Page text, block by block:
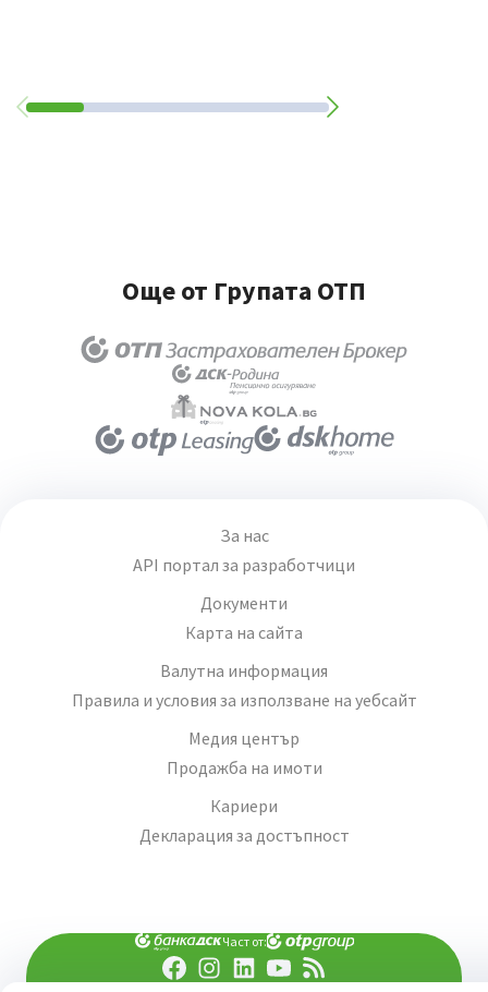
Още от Групата ОТП
За нас
API портал за разработчици
Документи
Карта на сайта
Валутна информация
Правила и условия за използване на уебсайт
Медия център
Продажба на имоти
Кариери
Декларация за достъпност
Част от: